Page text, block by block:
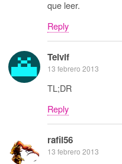
que leer.
Reply
Telvif
13 febrero 2013
TL;DR
Reply
rafil56
13 febrero 2013